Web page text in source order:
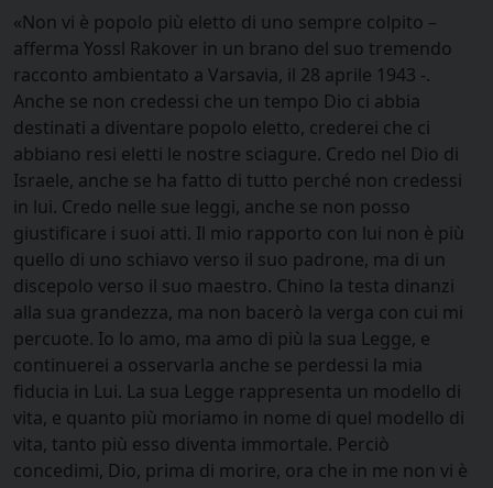
«Non vi è popolo più eletto di uno sempre colpito –
afferma Yossl Rakover in un brano del suo tremendo
racconto ambientato a Varsavia, il 28 aprile 1943 -.
Anche se non credessi che un tempo Dio ci abbia
destinati a diventare popolo eletto, crederei che ci
abbiano resi eletti le nostre sciagure. Credo nel Dio di
Israele, anche se ha fatto di tutto perché non credessi
in lui. Credo nelle sue leggi, anche se non posso
giustificare i suoi atti. Il mio rapporto con lui non è più
quello di uno schiavo verso il suo padrone, ma di un
discepolo verso il suo maestro. Chino la testa dinanzi
alla sua grandezza, ma non bacerò la verga con cui mi
percuote. Io lo amo, ma amo di più la sua Legge, e
continuerei a osservarla anche se perdessi la mia
fiducia in Lui. La sua Legge rappresenta un modello di
vita, e quanto più moriamo in nome di quel modello di
vita, tanto più esso diventa immortale. Perciò
concedimi, Dio, prima di morire, ora che in me non vi è